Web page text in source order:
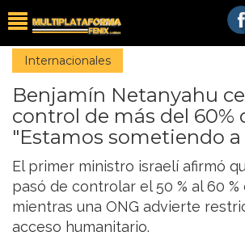
Internacionales
Benjamín Netanyahu
control de más del 60%
"Estamos sometiendo
El primer ministro israelí afirmó
pasó de controlar el 50 % al 60 %
mientras una ONG advierte
acceso humanitario.